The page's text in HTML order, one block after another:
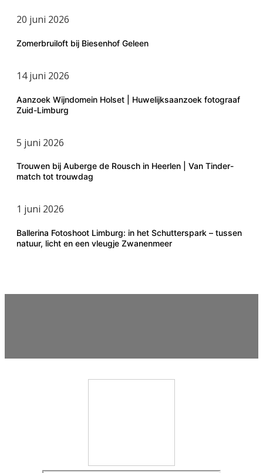
20 juni 2026
Zomerbruiloft bij Biesenhof Geleen
14 juni 2026
Aanzoek Wijndomein Holset | Huwelijksaanzoek fotograaf
Zuid-Limburg
5 juni 2026
Trouwen bij Auberge de Rousch in Heerlen | Van Tinder-
match tot trouwdag
1 juni 2026
Ballerina Fotoshoot Limburg: in het Schutterspark – tussen
natuur, licht en een vleugje Zwanenmeer